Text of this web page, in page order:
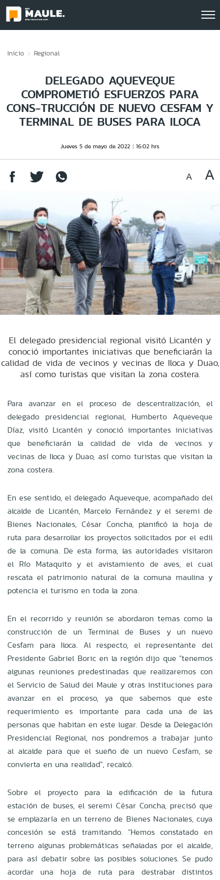
Inicio Regional
DELEGADO AQUEVEQUE
COMPROMETIÓ ESFUERZOS PARA
CONS-TRUCCIÓN DE NUEVO CESFAM Y
TERMINAL DE BUSES PARA ILOCA
Jueves 5 de mayo de 2022 16:02 hrs
El delegado presidencial regional visitó Licantén y
conoció importantes iniciativas que beneficiarán la
calidad de vida de vecinos y vecinas de Iloca y Duao,
así como turistas que visitan la zona costera.
Para avanzar en el proceso de descentralización, el
delegado presidencial regional, Humberto Aqueveque
Díaz, visitó Licantén y conoció importantes iniciativas
que beneficiarán la calidad de vida de vecinos y
vecinas de Iloca y Duao, así como turistas que visitan la
zona costera.
En ese sentido, el delegado Aqueveque, acompañado del
alcalde de Licantén, Marcelo Fernández y el seremi de
Bienes Nacionales, César Concha, planificó la hoja de
ruta para desarrollar los proyectos solicitados por el edil
de la comuna. De esta forma, las autoridades visitaron
el Río Mataquito y el avistamiento de aves, el cual
rescata el patrimonio natural de la comuna maulina y
potencia el turismo en toda la zona.
En el recorrido y reunión se abordaron temas como la
construcción de un Terminal de Buses y un nuevo
Cesfam para Iloca. Al respecto, el representante del
Presidente Gabriel Boric en la región dijo que "tenemos
algunas reuniones predestinadas que realizaremos con
el Servicio de Salud del Maule y otras instituciones para
avanzar en el proceso, ya que sabemos que este
requerimiento es importante para cada una de las
personas que habitan en este lugar. Desde la Delegación
Presidencial Regional, nos pondremos a trabajar junto
al alcalde para que el sueño de un nuevo Cesfam, se
convierta en una realidad", recalcó.
Sobre el proyecto para la edificación de la futura
estación de buses, el seremi César Concha, precisó que
se emplazaría en un terreno de Bienes Nacionales, cuya
concesión se está tramitando. "Hemos constatado en
terreno algunas problemáticas señaladas por el alcalde,
para así debatir sobre las posibles soluciones. Se pudo
acordar una hoja de ruta para destrabar distintos